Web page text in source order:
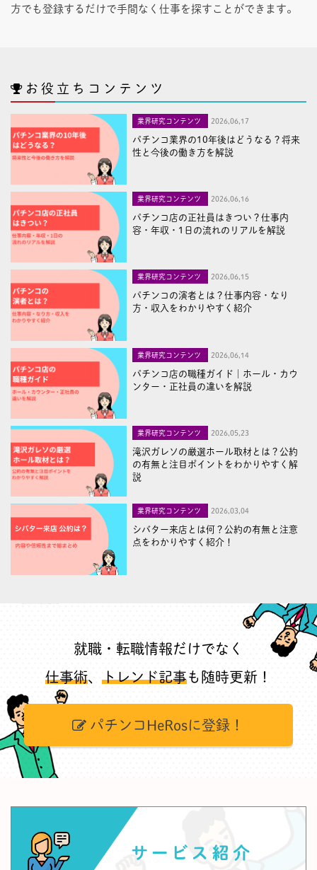
方でも登録するだけで手間なく仕事を探すことができます。
お役立ちコンテンツ
業界研究コンテンツ 2026,06,17
パチンコ業界の10年後はどうなる？将来
性と今後の働き方を解説
業界研究コンテンツ 2026,06,16
パチンコ店の正社員はきつい？仕事内
容・年収・1日の流れのリアルを解説
業界研究コンテンツ 2026,06,15
パチンコの演者とは？仕事内容・なり
方・収入をわかりやすく紹介
業界研究コンテンツ 2026,06,14
パチンコ店の職種ガイド｜ホール・カウ
ンター・正社員の違いを解説
業界研究コンテンツ 2026,05,23
滝沢ガレソの厳選ホール取材とは？公約
の有無と注目ポイントをわかりやすく解
説
業界研究コンテンツ 2026,03,04
シバター来店とは何？公約の有無と注意
点をわかりやすく紹介！
就職・転職情報だけでなく
仕事術、 トレンド記事も随時更新！
パチンコHeRosに登録！